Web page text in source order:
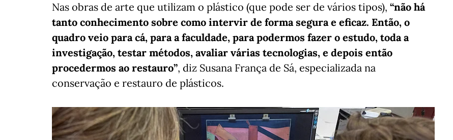
Nas obras de arte que utilizam o plástico (que pode ser de vários tipos), “não há
tanto conhecimento sobre como intervir de forma segura e eficaz. Então, o
quadro veio para cá, para a faculdade, para podermos fazer o estudo, toda a
investigação, testar métodos, avaliar várias tecnologias, e depois então
procedermos ao restauro”, diz Susana França de Sá, especializada na
conservação e restauro de plásticos.